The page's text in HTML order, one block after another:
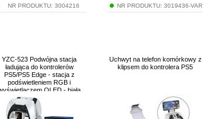
NR PRODUKTU:3004216 NR PRODUKTU:3019436-VAR
YZC-523 Podwójna stacja
ładująca do kontrolerów
PS5/PS5 Edge - stacja z
podświetleniem RGB i
OLED - biała
Uchwyt na telefon komórkowy z
klipsem do kontrolera PS5